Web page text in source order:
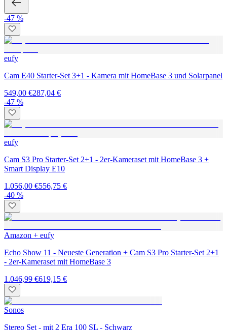
-47 %
eufy
Cam E40 Starter-Set 3+1 - Kamera mit HomeBase 3 und Solarpanel
549,00 €287,04 €
-47 %
eufy
Cam S3 Pro Starter-Set 2+1 - 2er-Kameraset mit HomeBase 3 +
Smart Display E10
1.056,00 €556,75 €
-40 %
Amazon + eufy
Echo Show 11 - Neueste Generation + Cam S3 Pro Starter-Set 2+1
- 2er-Kameraset mit HomeBase 3
1.046,99 €619,15 €
Sonos
Stereo Set - mit 2 Era 100 SL - Schwarz